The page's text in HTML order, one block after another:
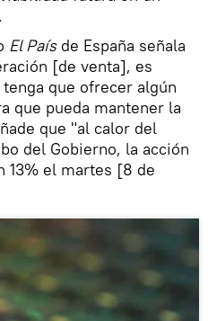
El Paísde España señala
[de venta], es
que ofrecer algún
que pueda mantener la
que "al calor del
del Gobierno, la acción
13% el martes [8 de